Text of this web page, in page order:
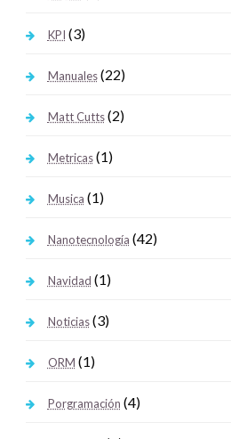
KPI (3)
Manuales(22)
Matt Cutts(2)
Metricas(1)
Musica (1)
Nanotecnología (42)
Navidad (1)
Noticias(3)
ORM (1)
Porgramación (4)